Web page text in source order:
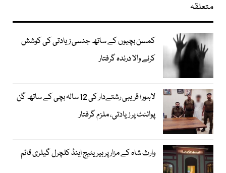
متعلقہ
کمسن بچیوں کے ساتھ جنسی زیادتی کی کوشش
کرنے والا درندہ گرفتار
لاہور؛ قریبی رشتےدار کی 12 سالہ بچی کے ساتھ گن
پوائنٹ پر زیادتی، ملزم گرفتار
وارث شاہ کے مزار پر ہیریٹیج اینڈ کلچرل گیلری قائم